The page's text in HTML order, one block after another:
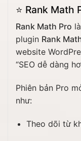
⭐ Rank Math
Rank Math Pro
plugin Rank
website
“SEO dễ dàng
Phiên bản Pro
như:
Theo dõi từ